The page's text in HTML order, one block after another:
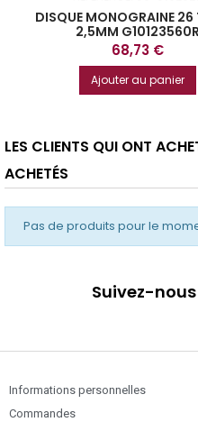
DISQUE MONOGRAINE 26
2,5MM G10123560R
Prix
68,73 €
Ajouter au panier
LES CLIENTS QUI ONT
ACHETÉS
Pas de produits pour le
Suivez-
Informations personnelles
Commandes